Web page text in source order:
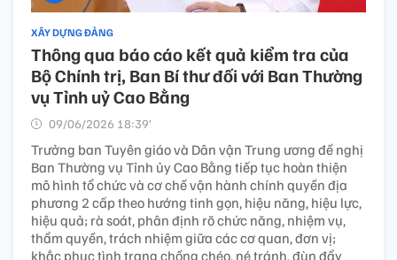
XÂY DỰNG ĐẢNG
Thông qua báo cáo kết quả kiểm tra của
Bộ Chính trị, Ban Bí thư đối với Ban Thường
vụ Tỉnh uỷ Cao Bằng
09/06/2026 18:39’
Trưởng ban Tuyên giáo và Dân vận Trung ương đề nghị
Ban Thường vụ Tỉnh ủy Cao Bằng tiếp tục hoàn thiện
mô hình tổ chức và cơ chế vận hành chính quyền địa
phương 2 cấp theo hướng tinh gọn, hiệu năng, hiệu lực,
hiệu quả; rà soát, phân định rõ chức năng, nhiệm vụ,
thẩm quyền, trách nhiệm giữa các cơ quan, đơn vị;
khắc phục tình trạng chồng chéo, né tránh, đùn đẩy